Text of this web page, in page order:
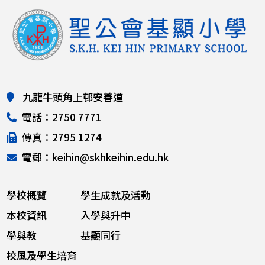
九龍牛頭角上邨安善道
電話：2750 7771
傳真：2795 1274
電郵：keihin@skhkeihin.edu.hk
學校概覽
本校資訊
學與教
校風及學生培育
學生成就及活動
入學與升中
基顯同行